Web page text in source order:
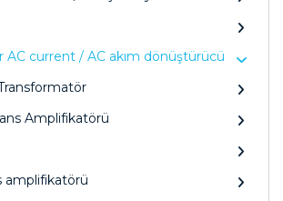
AC current / AC akım dönüştürücü
Amplifikatörü
amplifikatörü